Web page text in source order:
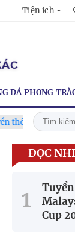
Tiện ích
ĐÁ PHONG
thứ VI
ĐỌC
Cup